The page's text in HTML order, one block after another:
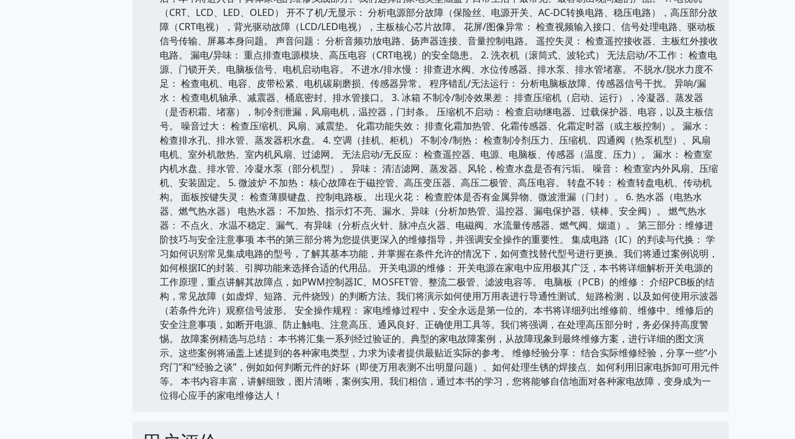
（CRT、LCD、LED、OLED） 开不了机/无显示： 分析电源部分故障（保险丝、电源开关、AC-DC转换电路、稳压电路），高压部分故
障（CRT电视），背光驱动故障（LCD/LED电视），主板核心芯片故障。 花屏/图像异常： 检查视频输入接口、信号处理电路、驱动板
信号传输、屏幕本身问题。 声音问题： 分析音频功放电路、扬声器连接、音量控制电路。 遥控失灵： 检查遥控接收器、主板红外接收
电路。 漏电/异味： 重点排查电源模块、高压电容（CRT电视）的安全隐患。 2. 洗衣机（滚筒式、波轮式） 无法启动/不工作： 检查电
源、门锁开关、电脑板信号、电机启动电容。 不进水/排水慢： 排查进水阀、水位传感器、排水泵、排水管堵塞。 不脱水/脱水力度不
足： 检查电机、电容、皮带松紧、电机碳刷磨损、传感器异常。 程序错乱/无法运行： 分析电脑板故障、传感器信号干扰。 异响/漏
水： 检查电机轴承、减震器、桶底密封、排水管接口。 3. 冰箱 不制冷/制冷效果差： 排查压缩机（启动、运行），冷凝器、蒸发器
（是否积霜、堵塞），制冷剂泄漏，风扇电机，温控器，门封条。 压缩机不启动： 检查启动继电器、过载保护器、电容，以及主板信
号。 噪音过大： 检查压缩机、风扇、减震垫。 化霜功能失效： 排查化霜加热管、化霜传感器、化霜定时器（或主板控制）。 漏水：
检查排水孔、排水管、蒸发器积水盘。 4. 空调（挂机、柜机） 不制冷/制热： 检查制冷剂压力、压缩机、四通阀（热泵机型）、风扇
电机、室外机散热、室内机风扇、过滤网。 无法启动/无反应： 检查遥控器、电源、电脑板、传感器（温度、压力）。 漏水： 检查室
内机水盘、排水管、冷凝水泵（部分机型）。 异味： 清洁滤网、蒸发器、风轮，检查水盘是否有污垢。 噪音： 检查室内外风扇、压缩
机、安装固定。 5. 微波炉 不加热： 核心故障在于磁控管、高压变压器、高压二极管、高压电容。 转盘不转： 检查转盘电机、传动机
构。 面板按键失灵： 检查薄膜键盘、控制电路板。 出现火花： 检查腔体是否有金属异物、微波泄漏（门封）。 6. 热水器（电热水
器、燃气热水器） 电热水器： 不加热、指示灯不亮、漏水、异味（分析加热管、温控器、漏电保护器、镁棒、安全阀）。 燃气热水
器： 不点火、水温不稳定、漏气、有异味（分析点火针、脉冲点火器、电磁阀、水流量传感器、燃气阀、烟道）。 第三部分：维修进
阶技巧与安全注意事项 本书的第三部分将为您提供更深入的维修指导，并强调安全操作的重要性。 集成电路（IC）的判读与代换： 学
习如何识别常见集成电路的型号，了解其基本功能，并掌握在条件允许的情况下，如何查找替代型号进行更换。我们将通过案例说明，
如何根据IC的封装、引脚功能来选择合适的代用品。 开关电源的维修： 开关电源在家电中应用极其广泛，本书将详细解析开关电源的
工作原理，重点讲解其故障点，如PWM控制器IC、MOSFET管、整流二极管、滤波电容等。 电脑板（PCB）的维修： 介绍PCB板的结
构，常见故障（如虚焊、短路、元件烧毁）的判断方法。我们将演示如何使用万用表进行导通性测试、短路检测，以及如何使用示波器
（若条件允许）观察信号波形。 安全操作规程： 家电维修过程中，安全永远是第一位的。本书将详细列出维修前、维修中、维修后的
安全注意事项，如断开电源、防止触电、注意高压、通风良好、正确使用工具等。我们将强调，在处理高压部分时，务必保持高度警
惕。 故障案例精选与总结： 本书将汇集一系列经过验证的、典型的家电故障案例，从故障现象到最终维修方案，进行详细的图文演
示。这些案例将涵盖上述提到的各种家电类型，力求为读者提供最贴近实际的参考。 维修经验分享： 结合实际维修经验，分享一些“小
窍门”和“经验之谈”，例如如何判断元件的好坏（即使万用表测不出明显问题）、如何处理生锈的焊接点、如何利用旧家电拆卸可用元件
等。 本书内容丰富，讲解细致，图片清晰，案例实用。我们相信，通过本书的学习，您将能够自信地面对各种家电故障，变身成为一
位得心应手的家电维修达人！